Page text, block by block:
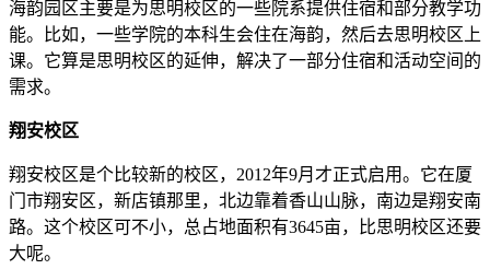
海韵园区主要是为思明校区的一些院系提供住宿和部分教学功
能。比如，一些学院的本科生会住在海韵，然后去思明校区上
课。它算是思明校区的延伸，解决了一部分住宿和活动空间的
需求。
翔安校区
翔安校区是个比较新的校区，2012年9月才正式启用。它在厦
门市翔安区，新店镇那里，北边靠着香山山脉，南边是翔安南
路。这个校区可不小，总占地面积有3645亩，比思明校区还要
大呢。